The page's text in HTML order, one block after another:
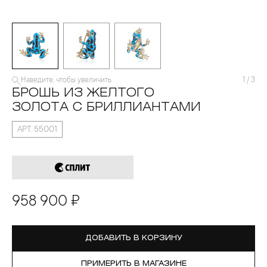
Наведите, чтобы увеличить 1 / 3
БРОШЬ ИЗ ЖЕЛТОГО
ЗОЛОТА С БРИЛЛИАНТАМИ
АРТ. 55001
958 900 ₽
ДОБАВИТЬ В КОРЗИНУ
ПРИМЕРИТЬ В МАГАЗИНЕ